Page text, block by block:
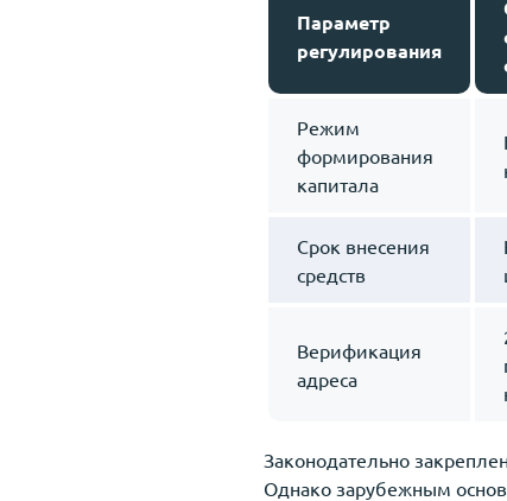
Параметр
регулирования
Режим
формирования
капитала
Срок внесения
средств
Верификация
адреса
Законодательно
Однако зарубежным